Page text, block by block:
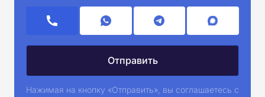
Нажимая на кнопку «Отправить», вы соглашаетесь с